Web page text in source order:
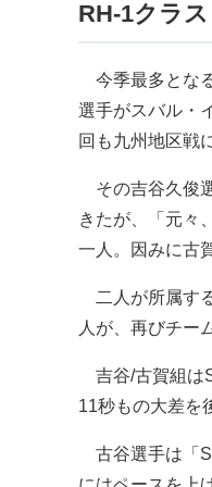
RH-1クラス
今季最多とな
選手がスバル・
回も九州地区戦
その吉谷久俊
きたが、「元々
一人。因みに古
二人が所属す
人が、再びチー
吉谷/古賀組は
11秒もの大差を
古谷選手は「